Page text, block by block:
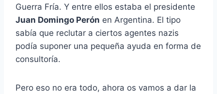
Guerra Fría. Y entre ellos estaba el presidente
Juan Domingo Perón en Argentina. El tipo
sabía que reclutar a ciertos agentes nazis
podía suponer una pequeña ayuda en forma de
consultoría.
Pero eso no era todo, ahora os vamos a dar la